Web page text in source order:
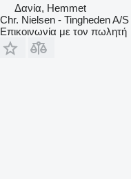
Δανία, Hemmet
Chr. Nielsen - Tingheden A/S
Επικοινωνία με τον πωλητή